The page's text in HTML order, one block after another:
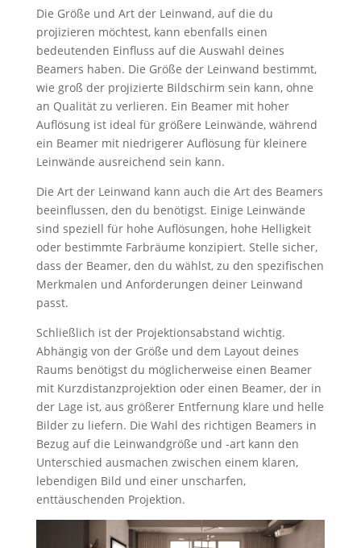
Die Größe und Art der Leinwand, auf die du
projizieren möchtest, kann ebenfalls einen
bedeutenden Einfluss auf die Auswahl deines
Beamers haben. Die Größe der Leinwand bestimmt,
wie groß der projizierte Bildschirm sein kann, ohne
an Qualität zu verlieren. Ein Beamer mit hoher
Auflösung ist ideal für größere Leinwände, während
ein Beamer mit niedrigerer Auflösung für kleinere
Leinwände ausreichend sein kann.
Die Art der Leinwand kann auch die Art des Beamers
beeinflussen, den du benötigst. Einige Leinwände
sind speziell für hohe Auflösungen, hohe Helligkeit
oder bestimmte Farbräume konzipiert. Stelle sicher,
dass der Beamer, den du wählst, zu den spezifischen
Merkmalen und Anforderungen deiner Leinwand
passt.
Schließlich ist der Projektionsabstand wichtig.
Abhängig von der Größe und dem Layout deines
Raums benötigst du möglicherweise einen Beamer
mit Kurzdistanzprojektion oder einen Beamer, der in
der Lage ist, aus größerer Entfernung klare und helle
Bilder zu liefern. Die Wahl des richtigen Beamers in
Bezug auf die Leinwandgröße und -art kann den
Unterschied ausmachen zwischen einem klaren,
lebendigen Bild und einer unscharfen,
enttäuschenden Projektion.